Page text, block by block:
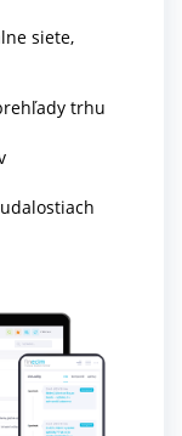
siete,
trhu